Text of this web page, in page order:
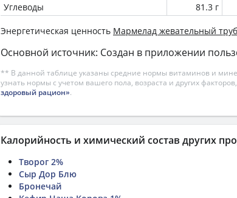
Углеводы
81.3 г
Энергетическая ценность Мармелад жевательный
Основной источник: Создан в приложении
** В данной таблице указаны средние нормы витаминов и
узнать нормы с учетом вашего пола, возраста и других
здоровый рацион».
Калорийность и химический состав других
Творог 2%
Сыр Дор Блю
Бронечай